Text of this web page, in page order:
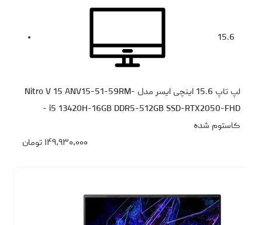
15.6
لپ تاپ 15.6 اینچی ایسر مدل Nitro V 15 ANV15-51-59RM-
i5 13420H-16GB DDR5-512GB SSD-RTX2050-FHD -
کاستوم شده
۱۴۹،۹۳۰،۰۰۰ تومان